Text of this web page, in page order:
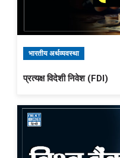
भारतीय अर्थव्यवस्था
प्रत्यक्ष विदेशी निवेश (FDI)